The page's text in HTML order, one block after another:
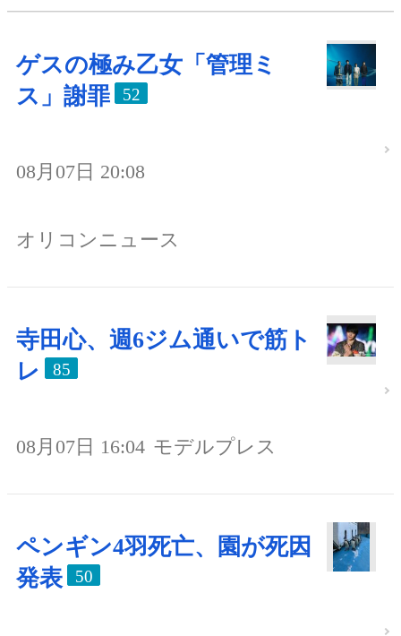
ゲスの極み乙女「管理ミ
ス」謝罪
52
08月07日 20:08
オリコンニュース
寺田心、週6ジム通いで筋ト
レ
85
08月07日 16:04 モデルプレス
ペンギン4羽死亡、園が死因
発表
50